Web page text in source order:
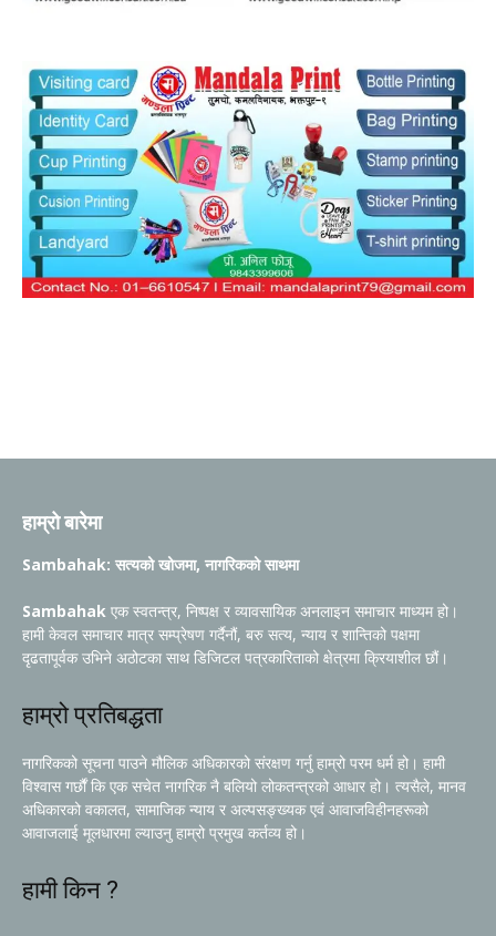
हाम्रो बारेमा
Sambahak: सत्यको खोजमा, नागरिकको साथमा
Sambahak एक स्वतन्त्र, निष्पक्ष र व्यावसायिक अनलाइन समाचार माध्यम हो।
हामी केवल समाचार मात्र सम्प्रेषण गर्दैनौं, बरु सत्य, न्याय र शान्तिको पक्षमा
दृढतापूर्वक उभिने अठोटका साथ डिजिटल पत्रकारिताको क्षेत्रमा क्रियाशील छौं।
हाम्रो प्रतिबद्धता
नागरिकको सूचना पाउने मौलिक अधिकारको संरक्षण गर्नु हाम्रो परम धर्म हो। हामी
विश्वास गर्छौं कि एक सचेत नागरिक नै बलियो लोकतन्त्रको आधार हो। त्यसैले, मानव
अधिकारको वकालत, सामाजिक न्याय र अल्पसङ्ख्यक एवं आवाजविहीनहरूको
आवाजलाई मूलधारमा ल्याउनु हाम्रो प्रमुख कर्तव्य हो।
हामी किन ?